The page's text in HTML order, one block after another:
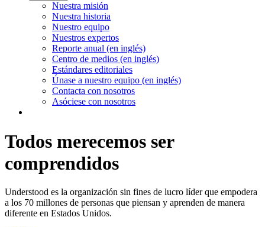
Nuestra misión
Nuestra historia
Nuestro equipo
Nuestros expertos
Reporte anual (en inglés)
Centro de medios (en inglés)
Estándares editoriales
Únase a nuestro equipo (en inglés)
Contacta con nosotros
Asóciese con nosotros
Todos merecemos ser
comprendidos
Understood es la organización sin fines de lucro líder que empodera
a los 70 millones de personas que piensan y aprenden de manera
diferente en Estados Unidos.